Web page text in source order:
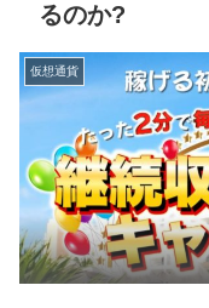
るのか?
仮想通貨